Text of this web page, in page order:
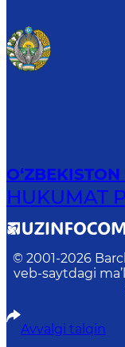
HUKUMAT
© 2001-2026
veb-saytdagi
Avvalgi talqin